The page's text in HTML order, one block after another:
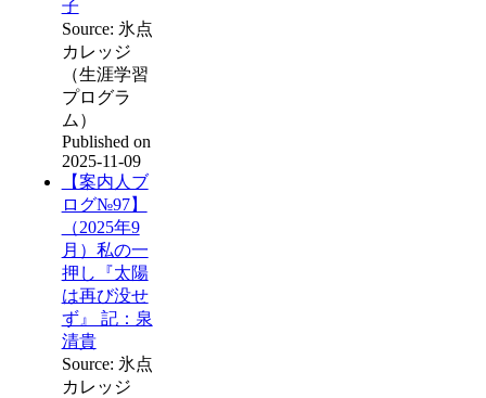
子
Source: 氷点
カレッジ
（生涯学習
プログラ
ム）
Published on
2025-11-09
【案内人ブ
ログ№97】
（2025年9
月）私の一
押し『太陽
は再び没せ
ず』 記：泉
清貴
Source: 氷点
カレッジ